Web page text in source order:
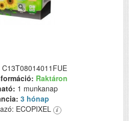
Raktáron
1 munkanap
3 hónap
ECOPIXEL